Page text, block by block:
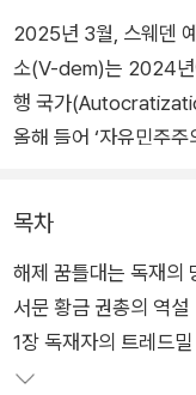
2025년 3월, 스웨덴
소(V-dem)는 2024년
행 국가
올해 들어 ‘자유민주주
자유 보호, 법 앞의 평
장되는 국가이다.
냉전 이후 “2012년까
퍼센트 미만”(37쪽)으
표준이 된 것처럼 보이
목차
해제 꿈틀대는 독재의
서문 황금 권총의 역설
1장 독재자의 트레드밀